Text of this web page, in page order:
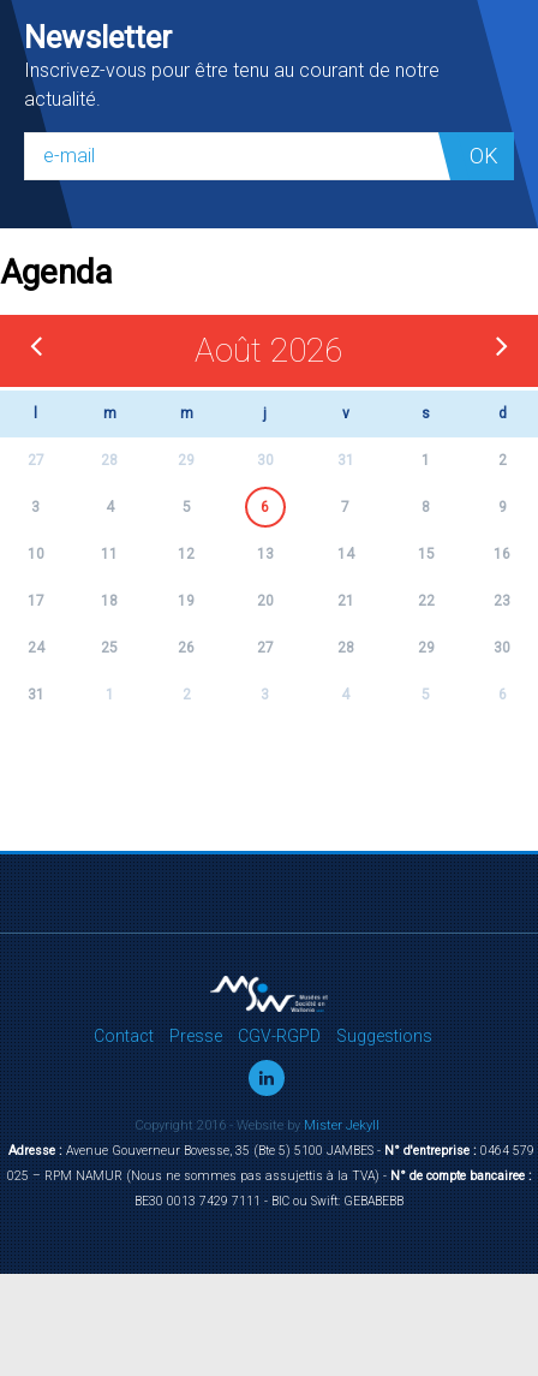
Newsletter
Inscrivez-vous pour être tenu au courant de notre
actualité.
OK
Agenda
Août 2026
m m j v s d
27 28 29 30 31 1 2
3 4 5 6 7 8 9
10 11 12 13 14 15 16
17 18 19 20 21 22 23
24 25 26 27 28 29 30
31 1 2 3 4 5 6
Contact Presse CGV-RGPD Suggestions
Copyright 2016 - Website byMister Jekyll
Adresse :Avenue Gouverneur Bovesse, 35 (Bte 5) 5100 JAMBES -N° d'entreprise :0464 579
025 – RPM NAMUR (Nous ne sommes pas assujettis à la TVA) -N° de compte bancairee :
BE30 0013 7429 7111 - BIC ou Swift: GEBABEBB